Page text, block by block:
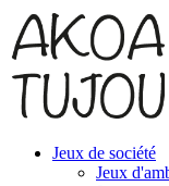
Jeux de société
Jeux